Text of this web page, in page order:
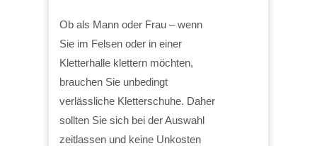
Ob als Mann oder Frau – wenn
Sie im Felsen oder in einer
Kletterhalle klettern möchten,
brauchen Sie unbedingt
verlässliche Kletterschuhe. Daher
sollten Sie sich bei der Auswahl
zeitlassen und keine Unkosten